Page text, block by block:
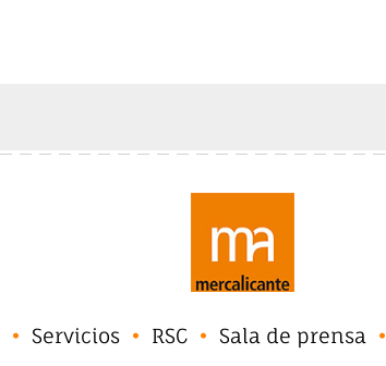
Servicios RSC Sala de prensa